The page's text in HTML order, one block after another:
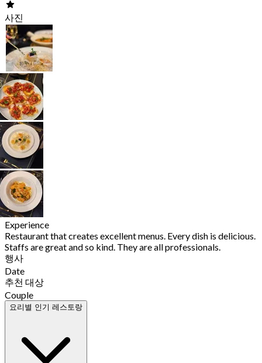
사진
Experience
Restaurant that creates excellent menus. Every dish is delicious.
Staffs are great and so kind. They are all professionals.
행사
Date
추천 대상
Couple
요리별 인기 레스토랑